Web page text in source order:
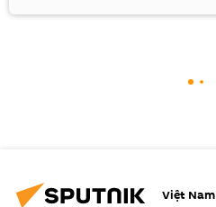
Việt Nam